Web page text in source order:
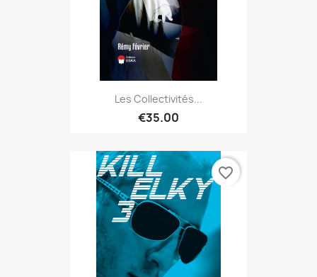
Les Collectivités...
€35.00
favorite_border